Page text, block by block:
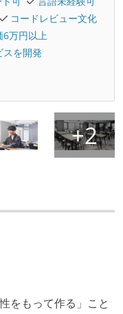
コードレビュー文化
6万円以上
スを開発
をもって作る」こと